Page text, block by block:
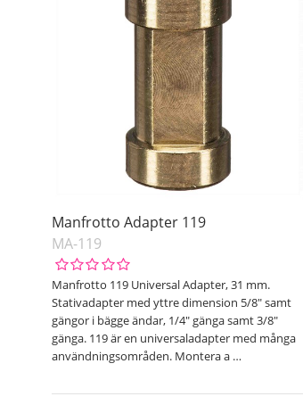
Manfrotto Adapter 119
MA-119
Manfrotto 119 Universal Adapter, 31 mm.
Stativadapter med yttre dimension 5/8" samt
gängor i bägge ändar, 1/4" gänga samt 3/8"
gänga. 119 är en universaladapter med många
användningsområden. Montera a …